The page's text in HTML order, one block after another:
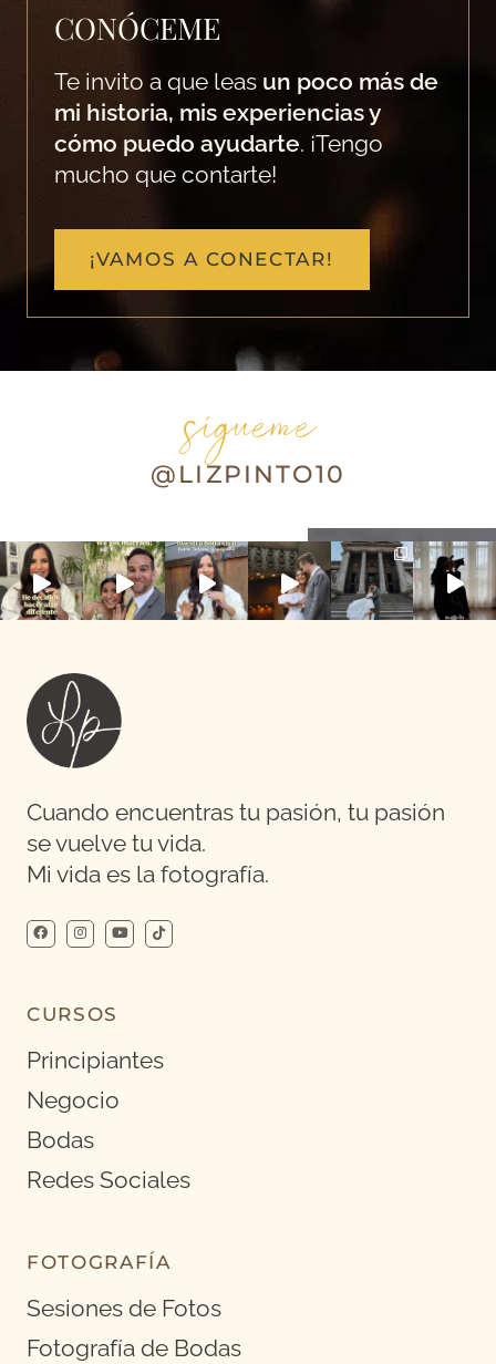
CONÓCEME
Te invito a que leas un poco más de
mi historia, mis experiencias y
cómo puedo ayudarte. ¡Tengo
mucho que contarte!
¡VAMOS A CONECTAR!
sígueme
@LIZPINTO10
Cuando encuentras tu pasión, tu pasión
se vuelve tu vida.
Mi vida es la fotografía.
CURSOS
Principiantes
Negocio
Bodas
Redes Sociales
FOTOGRAFÍA
Sesiones de Fotos
Fotografía de Bodas